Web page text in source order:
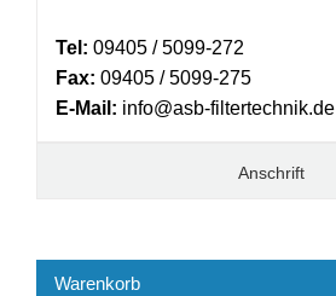
Tel: 09405 / 5099-272
Fax: 09405 / 5099-275
E-Mail: info@asb-filtertechnik.de
Anschrift
Warenkorb